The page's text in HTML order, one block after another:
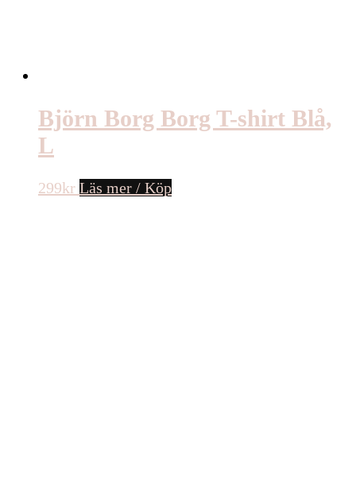
Björn Borg Borg T-shirt Blå,
L
299kr Läs mer / Köp